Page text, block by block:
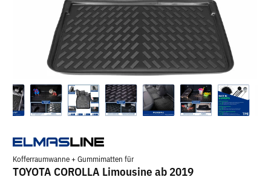
Kofferraumwanne + Gummimatten für
TOYOTA COROLLA Limousine ab 2019